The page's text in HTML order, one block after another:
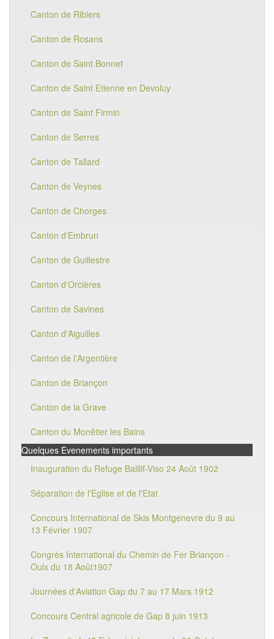
Canton de Ribiers
Canton de Rosans
Canton de Saint Bonnet
Canton de Saint Etienne en Devoluy
Canton de Saint Firmin
Canton de Serres
Canton de Tallard
Canton de Veynes
Canton de Chorges
Canton d'Embrun
Canton de Guillestre
Canton d'Orcières
Canton de Savines
Canton d'Aiguilles
Canton de l'Argentière
Canton de Briançon
Canton de la Grave
Canton du Monêtier les Bains
Quelques Evenements importants
Inauguration du Refuge Baillif-Viso 24 Août 1902
Séparation de l'Eglise et de l'Etat
Concours International de Skis Montgenevre du 9 au
13 Février 1907
Congrès International du Chemin de Fer Briançon -
Oulx du 18 Août1907
Journées d'Aviation Gap du 7 au 17 Mars 1912
Concours Central agricole de Gap 8 juin 1913